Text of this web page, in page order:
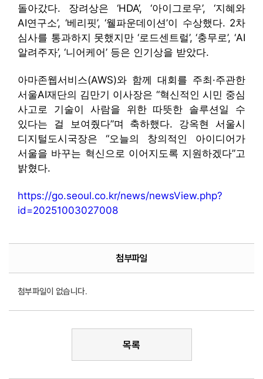
돌아갔다. 장려상은 ‘HDA’, ‘아이그로우’, ‘지혜와
AI연구소’, ‘베리핏’, ‘웰파운데이션’이 수상했다. 2차
심사를 통과하지 못했지만 ‘로드센트럴’, ‘충무로’, ‘AI
알려주자’, ‘니어케어’ 등은 인기상을 받았다.
아마존웹서비스(AWS)와 함께 대회를 주최·주관한
서울AI재단의 김만기 이사장은 “혁신적인 시민 중심
사고로 기술이 사람을 위한 따뜻한 솔루션일 수
있다는 걸 보여줬다”며 축하했다. 강옥현 서울시
디지털도시국장은 “오늘의 창의적인 아이디어가
서울을 바꾸는 혁신으로 이어지도록 지원하겠다”고
밝혔다.
https://go.seoul.co.kr/news/newsView.php?
id=20251003027008
첨부파일
첨부파일이 없습니다.
목록